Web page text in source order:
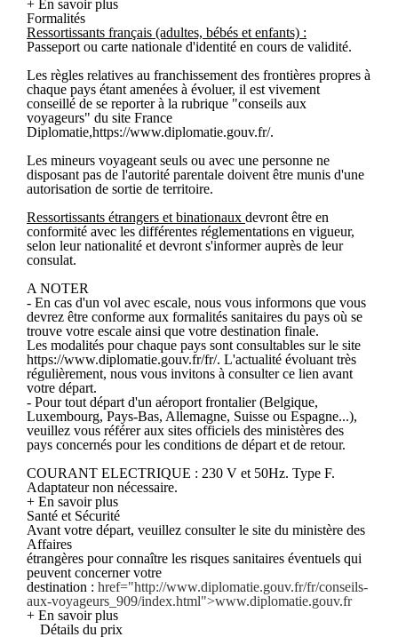
+ En savoir plus
Formalités
Ressortissants français (adultes, bébés et enfants) :
Passeport ou carte nationale d'identité en cours de validité.
Les règles relatives au franchissement des frontières propres à
chaque pays étant amenées à évoluer, il est vivement
conseillé de se reporter à la rubrique "conseils aux
voyageurs" du site France
Diplomatie,https://www.diplomatie.gouv.fr/.
Les mineurs voyageant seuls ou avec une personne ne
disposant pas de l'autorité parentale doivent être munis d'une
autorisation de sortie de territoire.
Ressortissants étrangers et binationaux devront être en
conformité avec les différentes réglementations en vigueur,
selon leur nationalité et devront s'informer auprès de leur
consulat.
A NOTER
- En cas d'un vol avec escale, nous vous informons que vous
devrez être conforme aux formalités sanitaires du pays où se
trouve votre escale ainsi que votre destination finale.
Les modalités pour chaque pays sont consultables sur le site
https://www.diplomatie.gouv.fr/fr/. L'actualité évoluant très
régulièrement, nous vous invitons à consulter ce lien avant
votre départ.
- Pour tout départ d'un aéroport frontalier (Belgique,
Luxembourg, Pays-Bas, Allemagne, Suisse ou Espagne...),
veuillez vous référer aux sites officiels des ministères des
pays concernés pour les conditions de départ et de retour.
COURANT ELECTRIQUE : 230 V et 50Hz. Type F.
Adaptateur non nécessaire.
+ En savoir plus
Santé et Sécurité
Avant votre départ, veuillez consulter le site du ministère des
Affaires
étrangères pour connaître les risques sanitaires éventuels qui
peuvent concerner votre
destination : href="http://www.diplomatie.gouv.fr/fr/conseils-
aux-voyageurs_909/index.html">www.diplomatie.gouv.fr
+ En savoir plus
Détails du prix